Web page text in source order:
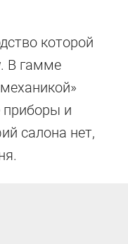
которой
В гамме
приборы и
салона нет,